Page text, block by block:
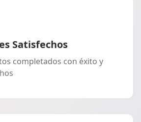
Satisfechos
completados con éxito y